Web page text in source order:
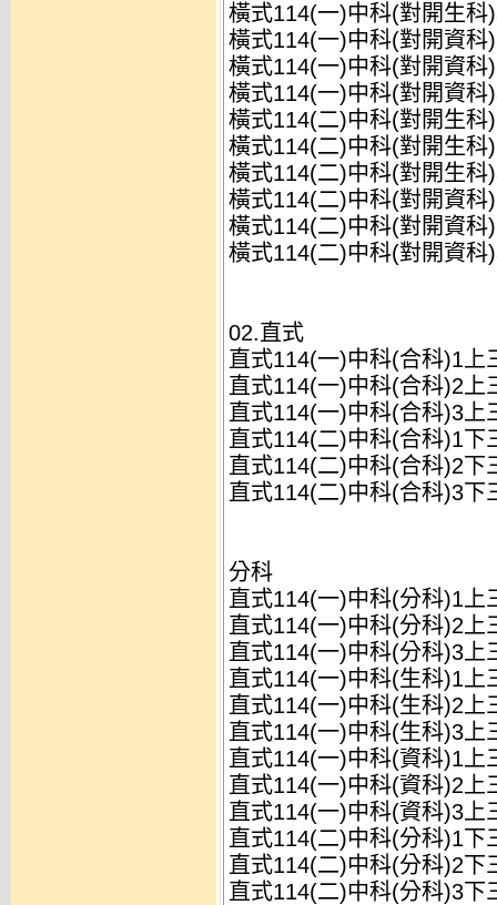
橫式114(一)中科(對開生
橫式114(一)中科(對開資
橫式114(一)中科(對開資
橫式114(一)中科(對開資
橫式114(二)中科(對開生
橫式114(二)中科(對開生
橫式114(二)中科(對開生
橫式114(二)中科(對開資
橫式114(二)中科(對開資
橫式114(二)中科(對開資
02.直式
直式114(一)中科(合科)1上
直式114(一)中科(合科)2上
直式114(一)中科(合科)3上
直式114(二)中科(合科)1下
直式114(二)中科(合科)2下
直式114(二)中科(合科)3下
分科
直式114(一)中科(分科)1上
直式114(一)中科(分科)2上
直式114(一)中科(分科)3上
直式114(一)中科(生科)1上
直式114(一)中科(生科)2上
直式114(一)中科(生科)3上
直式114(一)中科(資科)1上
直式114(一)中科(資科)2上
直式114(一)中科(資科)3上
直式114(二)中科(分科)1下
直式114(二)中科(分科)2下
直式114(二)中科(分科)3下